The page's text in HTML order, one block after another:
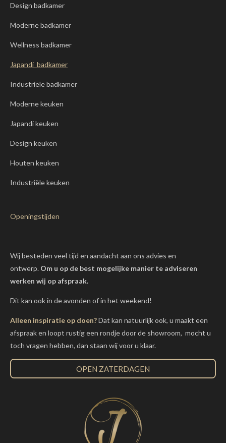
Design badkamer
Moderne badkamer
Wellness badkamer
Japandi badkamer
Industriële badkamer
Moderne keuken
Japandi keuken
Design keuken
Houten keuken
Industriële keuken
Openingstijden
Wij besteden veel tijd en aandacht aan ons advies en
ontwerp. Om u op de best mogelijke manier te adviseren
werken wij op afspraak.
Dit kan ook in de avonden of in het weekend!
Alleen inspiratie op doen?Dat kan natuurlijk ook, u maakt een
afspraak en loopt rustig een rondje door de showroom, mocht u
toch vragen hebben, dan staan wij voor u klaar.
OPEN ZATERDAGEN